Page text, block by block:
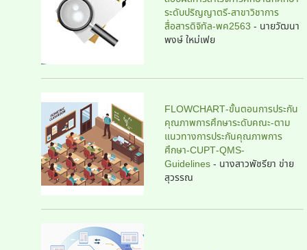
ระดับปริญญาตรี-สาขาวิชาการ
สื่อสารดิจิทัล-พค2563 - นายวัฒนา
พงษ์ ใหม่เฟย
FLOWCHART-ขั้นตอนการประกัน
คุณภาพการศึกษาระดับคณะ-ตาม
แนวทางการประกันคุณภาพการ
ศึกษา-CUPT-QMS-
Guidelines- นางสาวพัชรียา ข่าย
สุวรรณ